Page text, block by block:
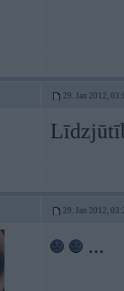
29. Jan 2012,
29. Jan 2012,
...